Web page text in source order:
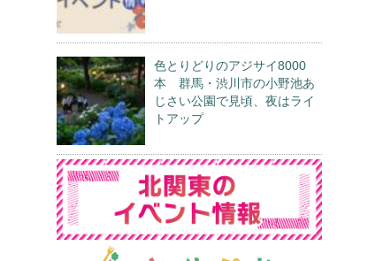
色とりどりのアジサイ8000
本 群馬・渋川市の小野池あ
じさい公園で見頃、夜はライ
トアップ